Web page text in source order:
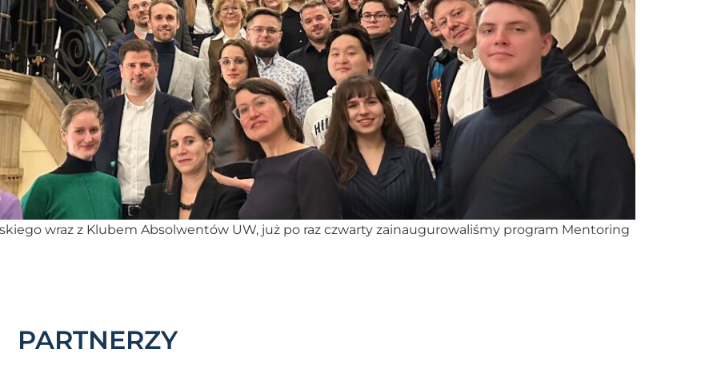
wraz z Klubem Absolwentów UW, już po raz czwarty zainaugurowaliśmy program Mentoring
PARTNERZY